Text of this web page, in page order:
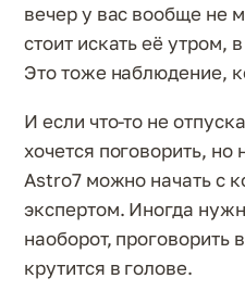
вечер у вас вообще не
стоит искать её утром,
Это тоже наблюдение,
И если что-то не
хочется поговорить, но
Astro7 можно начать с
экспертом. Иногда
наоборот, проговорить
крутится в голове.